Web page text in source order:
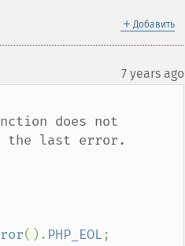
＋ Добавить
7 years ago
does not
the last error.
(). PHP_EOL;